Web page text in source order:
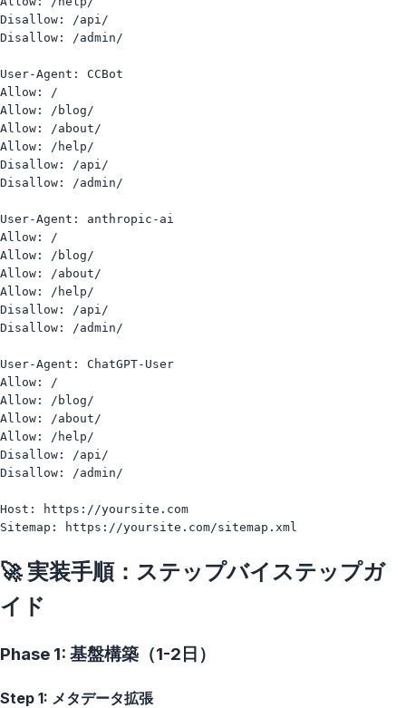
Disallow: /api/
Disallow: /admin/
User-Agent: CCBot
Allow: /
Allow: /blog/
Allow: /about/
Allow: /help/
Disallow: /api/
Disallow: /admin/
User-Agent: anthropic-ai
Allow: /
Allow: /blog/
Allow: /about/
Allow: /help/
Disallow: /api/
Disallow: /admin/
User-Agent: ChatGPT-User
Allow: /
Allow: /blog/
Allow: /about/
Allow: /help/
Disallow: /api/
Disallow: /admin/
Host: https://yoursite.com
🚀 実装手順：ステップバイステップガ
イド
Phase 1: 基盤構築（1-2日）
Step 1: メタデータ拡張